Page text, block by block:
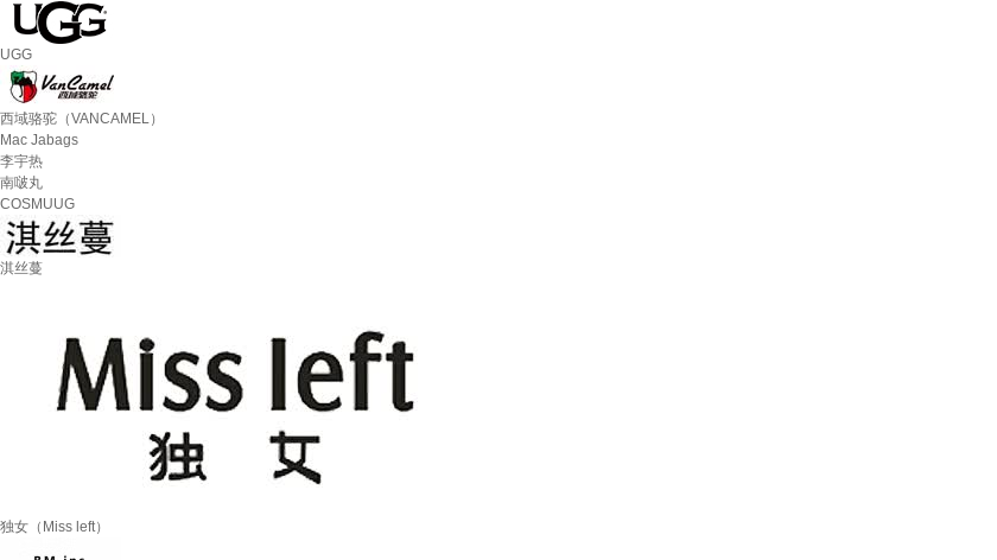
UGG
西域骆驼（VANCAMEL）
Mac Jabags
李宇热
南啵丸
COSMUUG
淇丝蔓
独女（Miss left）